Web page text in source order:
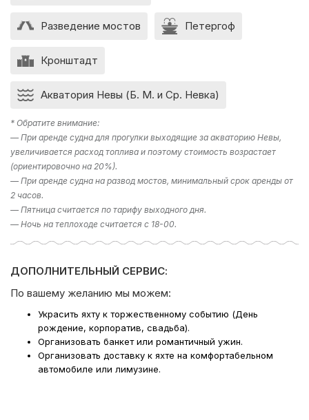
Разведение мостов Петергоф
Кронштадт
Акватория Невы (Б. М. и Ср. Невка)
* Обратите внимание:
— При аренде судна для прогулки выходящие за акваторию Невы,
увеличивается расход топлива и поэтому стоимость возрастает
(ориентировочно на 20%).
— При аренде судна на развод мостов, минимальный срок аренды от
2 часов.
— Пятница считается по тарифу выходного дня.
— Ночь на теплоходе считается с 18-00.
ДОПОЛНИТЕЛЬНЫЙ СЕРВИС:
По вашему желанию мы можем:
Украсить яхту к торжественному событию (День
рождение, корпоратив, свадьба).
Организовать банкет или романтичный ужин.
Организовать доставку к яхте на комфортабельном
автомобиле или лимузине.